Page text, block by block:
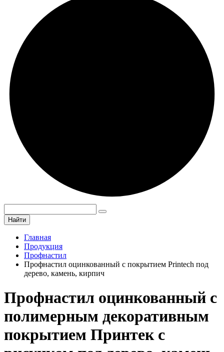
Найти
Главная
Продукция
Профнастил
Профнастил оцинкованный с покрытием Printech под
дерево, камень, кирпич
Профнастил оцинкованный с
полимерным декоративным
покрытием Принтек с